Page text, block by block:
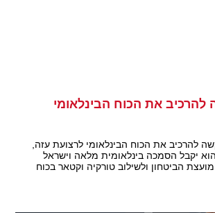
את הכוח הבינלאומי
להרכיב את הכוח הבינלאומי לרצועת עזה,
יקבל הסמכה בינלאומית מלאה וישראל
הביטחון ולשילוב טורקיה וקטאר בכוח